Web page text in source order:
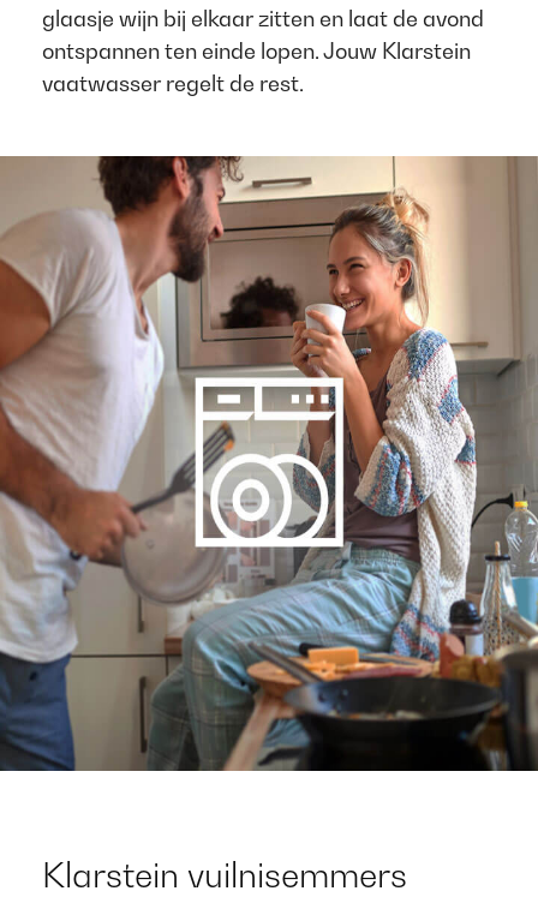
glaasje wijn bij elkaar zitten en laat de avond
ontspannen ten einde lopen. Jouw Klarstein
vaatwasser regelt de rest.
Klarstein vuilnisemmers​